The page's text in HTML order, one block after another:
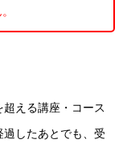
える講座・コース
したあとでも、受